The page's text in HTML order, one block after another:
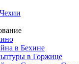
в Бехине
в Горжице